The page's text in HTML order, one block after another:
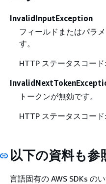
InvalidInputException
フィールドまたはパラ
す。
HTTP ステータスコー
トークンが無効です。
HTTP ステータスコー
以下の資料も参
言語固有の AWS SDKs の